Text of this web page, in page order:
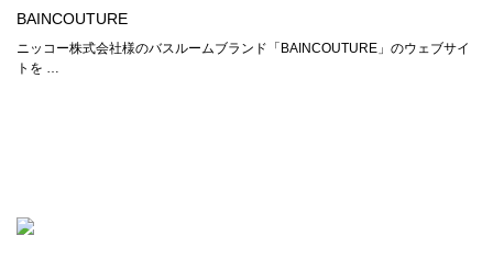
BAINCOUTURE
ニッコー株式会社様のバスルームブランド「BAINCOUTURE」のウェブサイ
トを …